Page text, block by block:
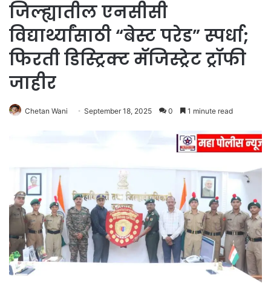
जिल्ह्यातील एनसीसी
विद्यार्थ्यांसाठी “बेस्ट परेड” स्पर्धा;
फिरती डिस्ट्रिक्ट मॅजिस्ट्रेट ट्रॉफी
जाहीर
Chetan Wani September 18, 2025 0 1 minute read